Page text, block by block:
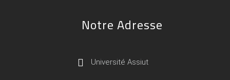
Notre Adresse
Université Assiut